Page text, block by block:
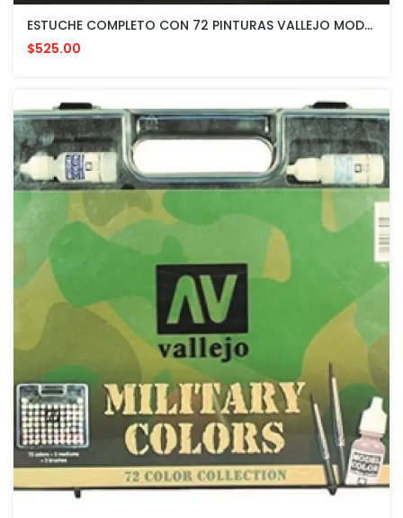
ESTUCHE COMPLETO CON 72 PINTURAS VALLEJO MODELISMO GUNDAM / BANDAI / TRANSFORMERS Y MAS
$525.00